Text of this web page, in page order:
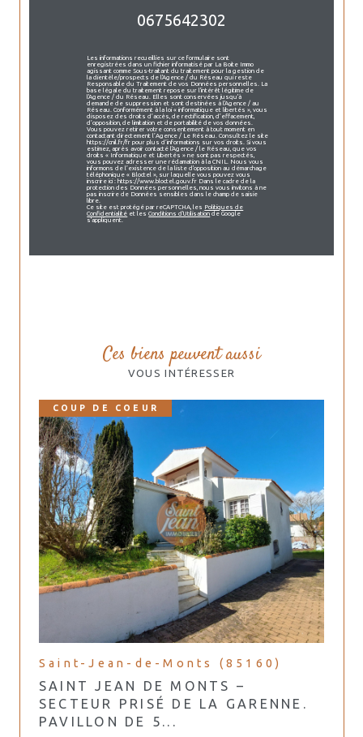
0675642302
Les informations recueillies sur ce formulaire sont
enregistrées dans un fichier informatisé par La Boite Immo
agissant comme Sous-traitant du traitement pour la gestion de
la clientèle/prospects de l'Agence / du Réseau qui reste
Responsable du Traitement de vos Données personnelles. La
base légale du traitement repose sur l'intérêt légitime de
l'Agence / du Réseau. Elles sont conservées jusqu'à
demande de suppression et sont destinées à l'Agence / au
Réseau. Conformément à la loi « informatique et libertés », vous
disposez des droits d’accès, de rectification, d’effacement,
d’opposition, de limitation et de portabilité de vos données.
Vous pouvez retirer votre consentement à tout moment en
contactant directement l’Agence / Le Réseau. Consultez le site
https://cnil.fr/fr pour plus d’informations sur vos droits. Si vous
estimez, après avoir contacté l'Agence / le Réseau, que vos
droits « Informatique et Libertés » ne sont pas respectés,
vous pouvez adresser une réclamation à la CNIL. Nous vous
informons de l’existence de la liste d'opposition au démarchage
téléphonique « Bloctel », sur laquelle vous pouvez vous
inscrire ici : https://www.bloctel.gouv.fr Dans le cadre de la
protection des Données personnelles, nous vous invitons à ne
pas inscrire de Données sensibles dans le champ de saisie
libre.
Ce site est protégé par reCAPTCHA, les Politiques de
Confidentialité et lesConditions d'Utilisation de Google
s'appliquent.
Ces biens peuvent aussi
VOUS INTÉRESSER
COUP DE COEUR
Saint-Jean-de-Monts (85160)
SAINT JEAN DE MONTS –
SECTEUR PRISÉ DE LA GARENNE.
PAVILLON DE 5...